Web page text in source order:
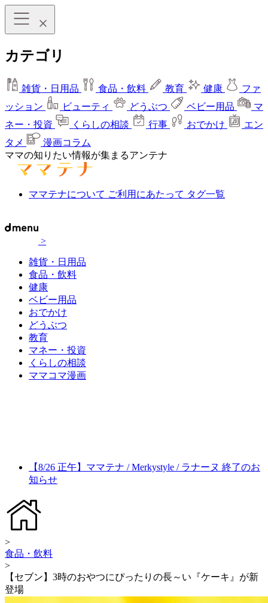
カテゴリ
雑貨・日用品 食品・飲料 教育 健康
ファ
ッション
ビューティ どうぶつ ベビー用品
マ
ネー・投資
くらしの相談 行事 おでかけ
エン
タメ
漫画コラム
ママの知りたい情報が集まるアンテナ
ママテナについて ご利用にあたって タグ一覧
>
雑貨・日用品
食品・飲料
健康
ベビー用品
おでかけ
どうぶつ
教育
マネー・投資
くらしの相談
ママコマ漫画
【8/26 正午】ママテナ / Merkystyle / ラナーヌ 終了のお
知らせ
>
食品・飲料
>
【セブン】3時のおやつにぴったりの長～い『ケーキ』が新
登場